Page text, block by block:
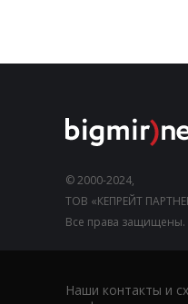
© 2000-2024,
ТОВ «КЕПРЕЙТ
Все права защищены.
Наши контакты и